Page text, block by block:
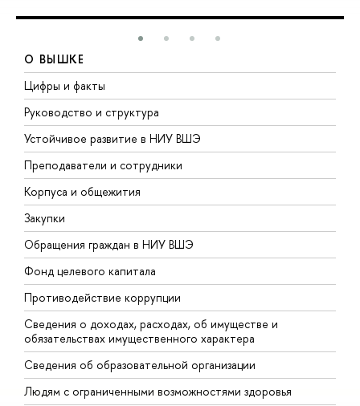
О ВЫШКЕ
Цифры и факты
Руководство и структура
Устойчивое развитие в НИУ ВШЭ
Преподаватели и сотрудники
Корпуса и общежития
Закупки
Обращения граждан в НИУ ВШЭ
Фонд целевого капитала
Противодействие коррупции
Сведения о доходах, расходах, об имуществе и
обязательствах имущественного характера
Сведения об образовательной организации
Людям с ограниченными возможностями здоровья